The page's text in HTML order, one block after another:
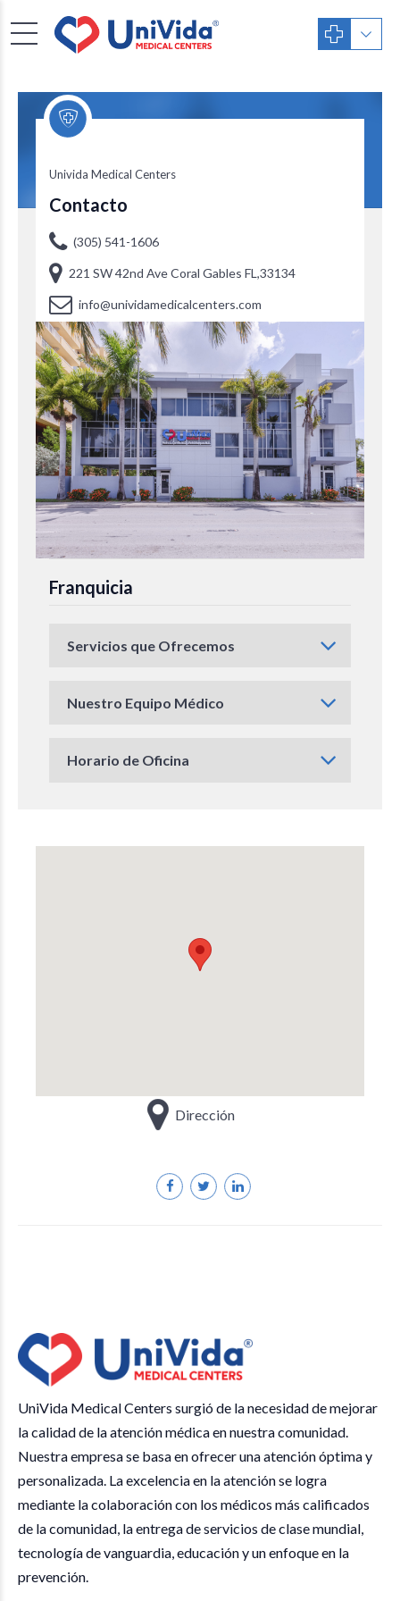
Univida Medical Centers
Contacto
(305) 541-1606
221 SW 42nd Ave Coral Gables FL,33134
info@unividamedicalcenters.com
Franquicia
Servicios que Ofrecemos
Nuestro Equipo Médico
Horario de Oficina
Dirección
UniVida Medical Centers surgió de la necesidad de mejorar
la calidad de la atención médica en nuestra comunidad.
Nuestra empresa se basa en ofrecer una atención óptima y
personalizada. La excelencia en la atención se logra
mediante la colaboración con los médicos más calificados
de la comunidad, la entrega de servicios de clase mundial,
tecnología de vanguardia, educación y un enfoque en la
prevención.